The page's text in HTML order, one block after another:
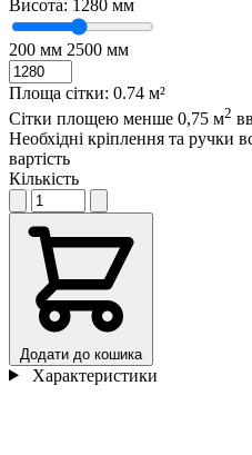
Висота: 1280 мм
200 мм 2500 мм
Площа сітки: 0.74 м²
Сітки площею менше 0,75 м2
Необхідні кріплення та ручки
вартість
Кількість
Додати до кошика
Характеристики